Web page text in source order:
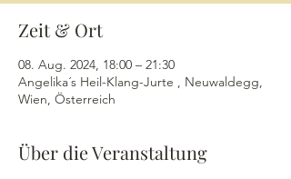
Zeit & Ort
08. Aug. 2024, 18:00 – 21:30
Angelika´s Heil-Klang-Jurte , Neuwaldegg,
Wien, Österreich
Über die Veranstaltung